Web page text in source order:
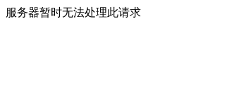
服务器暂时无法处理此请求